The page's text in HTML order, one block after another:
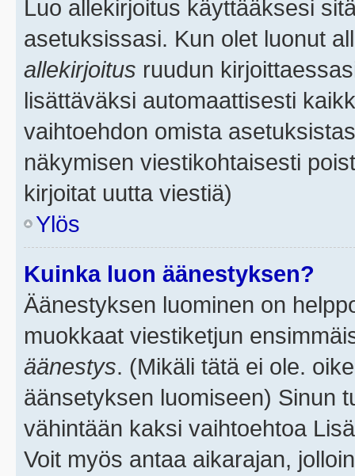
Luo allekirjoitus käyttääksesi
asetuksissasi. Kun olet luonut
allekirjoitus ruudun
lisättäväksi automaattisesti
vaihtoehdon omista
näkymisen viestikohtaisesti
kirjoitat uutta viestiä)
Ylös
Kuinka luon äänestyksen?
Äänestyksen luominen on
muokkaat viestiketjun
äänestys. (Mikäli tätä ei ole.
äänsetyksen luomiseen) Sinun
vähintään kaksi vaihtoehtoa
Voit myös antaa aikarajan,